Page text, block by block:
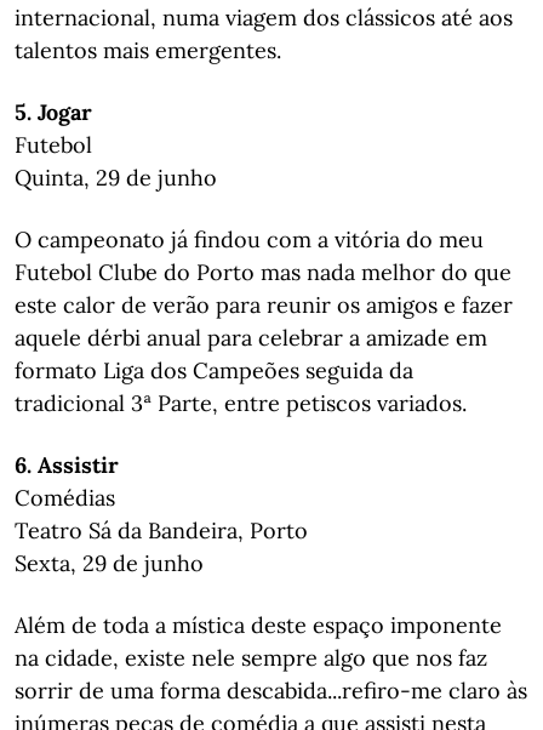
internacional, numa viagem dos clássicos até aos
talentos mais emergentes.
5. Jogar
Futebol
Quinta, 29 de junho
O campeonato já findou com a vitória do meu
Futebol Clube do Porto mas nada melhor do que
este calor de verão para reunir os amigos e fazer
aquele dérbi anual para celebrar a amizade em
formato Liga dos Campeões seguida da
tradicional 3ª Parte, entre petiscos variados.
6. Assistir
Comédias
Teatro Sá da Bandeira, Porto
Sexta, 29 de junho
Além de toda a mística deste espaço imponente
na cidade, existe nele sempre algo que nos faz
sorrir de uma forma descabida...refiro-me claro às
inúmeras peças de comédia a que assisti nesta